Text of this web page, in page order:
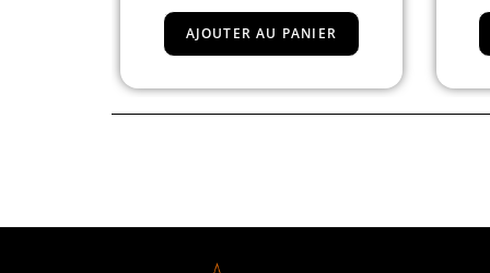
AJOUTER AU PANIER